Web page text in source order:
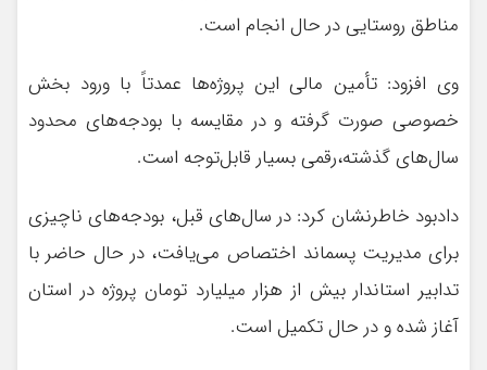
مناطق روستایی در حال انجام است.
وی افزود: تأمین مالی این پروژه‌ها عمدتاً با ورود بخش
خصوصی صورت گرفته و در مقایسه با بودجه‌های محدود
سال‌های گذشته،رقمی بسیار قابل‌توجه است.
دادبود خاطرنشان کرد: در سال‌های قبل، بودجه‌های ناچیزی
برای مدیریت پسماند اختصاص می‌یافت، در حال حاضر با
تدابیر استاندار بیش از هزار میلیارد تومان پروژه در استان
آغاز شده و در حال تکمیل است.